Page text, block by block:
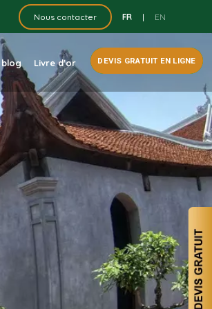
Nous contacter FR | EN
Livre d'or DEVIS GRATUIT EN LIGNE